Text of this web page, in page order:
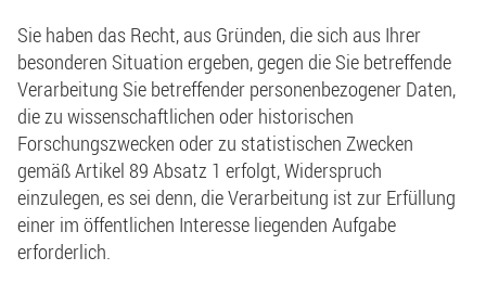
Sie haben das Recht, aus Gründen, die sich aus Ihrer
besonderen Situation ergeben, gegen die Sie betreffende
Verarbeitung Sie betreffender personenbezogener Daten,
die zu wissenschaftlichen oder historischen
Forschungszwecken oder zu statistischen Zwecken
gemäß Artikel 89 Absatz 1 erfolgt, Widerspruch
einzulegen, es sei denn, die Verarbeitung ist zur Erfüllung
einer im öffentlichen Interesse liegenden Aufgabe
erforderlich.